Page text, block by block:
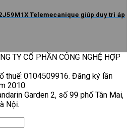
Telemecanique giúp duy trì áp
TY CỔ PHẦN CÔNG NGHỆ HỢP
thuế: 0104509916. Đăng ký lần
2010.
Garden 2, số 99 phố Tân Mai,
Nội.